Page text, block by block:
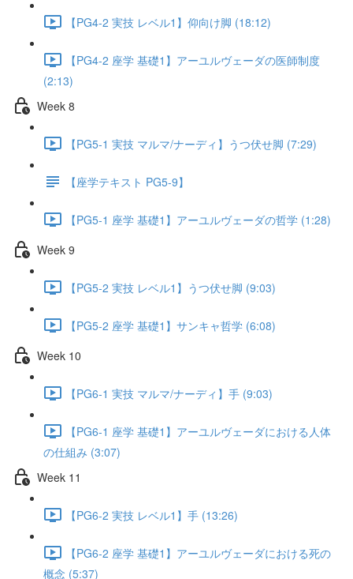
【PG4-2 実技 レベル1】仰向け脚 (18:12)
【PG4-2 座学 基礎1】アーユルヴェーダの医師制度
(2:13)
Week 8
【PG5-1 実技 マルマ/ナーディ】うつ伏せ脚 (7:29)
【座学テキスト PG5-9】
【PG5-1 座学 基礎1】アーユルヴェーダの哲学 (1:28)
Week 9
【PG5-2 実技 レベル1】うつ伏せ脚 (9:03)
【PG5-2 座学 基礎1】サンキャ哲学 (6:08)
Week 10
【PG6-1 実技 マルマ/ナーディ】手 (9:03)
【PG6-1 座学 基礎1】アーユルヴェーダにおける人体
の仕組み (3:07)
Week 11
【PG6-2 実技 レベル1】手 (13:26)
【PG6-2 座学 基礎1】アーユルヴェーダにおける死の
概念 (5:37)